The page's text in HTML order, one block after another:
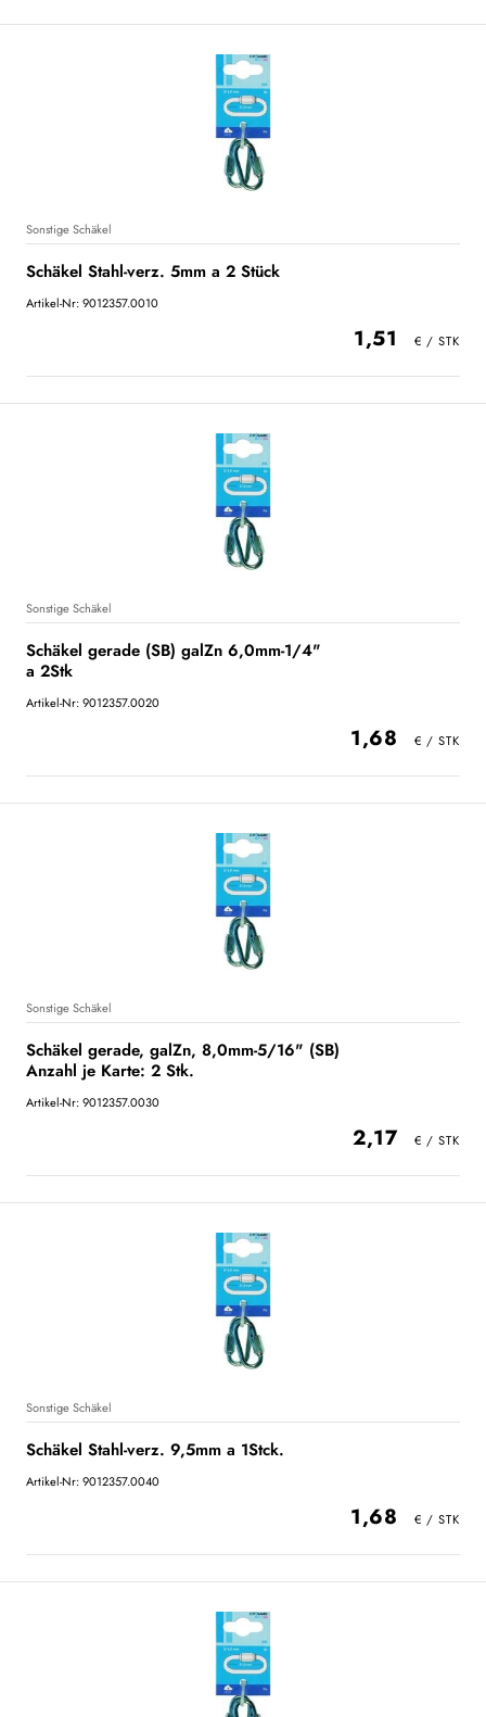
Sonstige Schäkel
Schäkel Stahl-verz. 5mm a 2 Stück
Artikel-Nr: 9012357.0010
1,51
Sonstige Schäkel
Schäkel gerade (SB) galZn 6,0mm-1/4"
a 2Stk
Artikel-Nr: 9012357.0020
1,68
Sonstige Schäkel
Schäkel gerade, galZn, 8,0mm-5/16" (SB)
Anzahl je Karte: 2 Stk.
Artikel-Nr: 9012357.0030
2,17
Sonstige Schäkel
Schäkel Stahl-verz. 9,5mm a 1Stck.
Artikel-Nr: 9012357.0040
1,68